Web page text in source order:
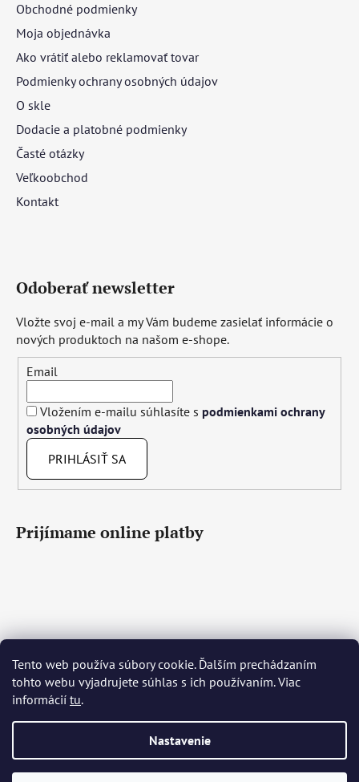
Tento web používa súbory cookie. Ďalším prechádzaním
tohto webu vyjadrujete súhlas s ich používaním. Viac
informácií tu.
Nastavenie
Obchodné podmienky
Moja objednávka
Ako vrátiť alebo reklamovať tovar
Podmienky ochrany osobných údajov
O skle
Dodacie a platobné podmienky
Časté otázky
Veľkoobchod
Kontakt
Odoberať newsletter
Vložte svoj e-mail a my Vám budeme zasielať informácie o
nových produktoch na našom e-shope.
Email
Vložením e-mailu súhlasíte s podmienkami ochrany
osobných údajov
PRIHLÁSIŤ SA
Prijímame online platby
Čeština Slovenčina English Deutsch Magyar
Język polski Română Italiano Español Français
Português
Nederlands Українська Ελληνικά Svenska Dansk